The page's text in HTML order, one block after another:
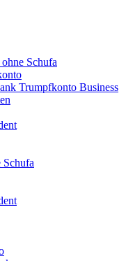
Schufa
Trumpfkonto Business